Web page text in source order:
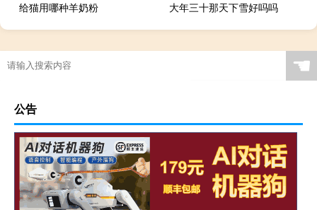
给猫用哪种羊奶粉
大年三十那天下雪好吗吗
☚
公告